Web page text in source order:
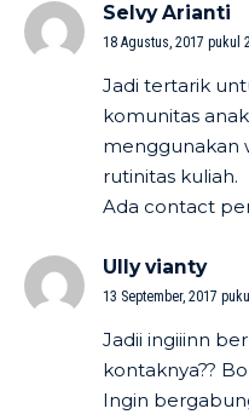
Selvy Arianti
18 Agustus, 2017 pukul
Jadi tertarik
komunitas
menggunakan
rutinitas kuliah.
Ada contact
Ully vianty
13 September, 2017
Jadii ingiiinn
kontaknya??
Ingin